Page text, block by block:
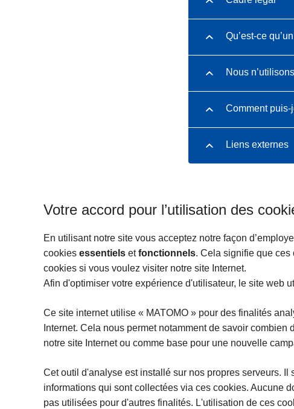
Qu’est-ce
Nous
Comment puis-
Liens externes
Votre accord pour l’utilisation des
En utilisant notre site vous acceptez notre façon
cookies essentiels etfonctionnels. Cela signifie que ces
cookies si vous voulez visiter notre site Internet.
Afin d'optimiser votre expérience d'utilisateur, le site web
Ce site internet utilise « MATOMO » pour des finalités
Internet. Cela nous permet notamment de savoir
notre site Internet ou comme base pour une nouvelle
Cet outil d'analyse est installé sur nos propres serveurs.
informations qui sont collectées via ces cookies. Aucune
pas utilisées pour d'autres finalités. L'utilisation de ces